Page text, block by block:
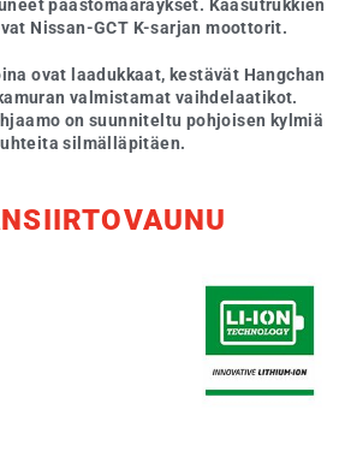
voimanlähteet täyttävät
päästömääräykset. Kaasutrukkien
ovat laadukkaat, kestävät Hangchan
valmistamat vaihdelaatikot.
on suunniteltu pohjoisen kylmiä